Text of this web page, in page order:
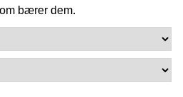
bærer dem.